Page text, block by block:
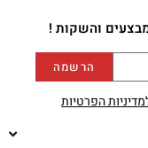
והשקות !
הפרטיות
הרשמה